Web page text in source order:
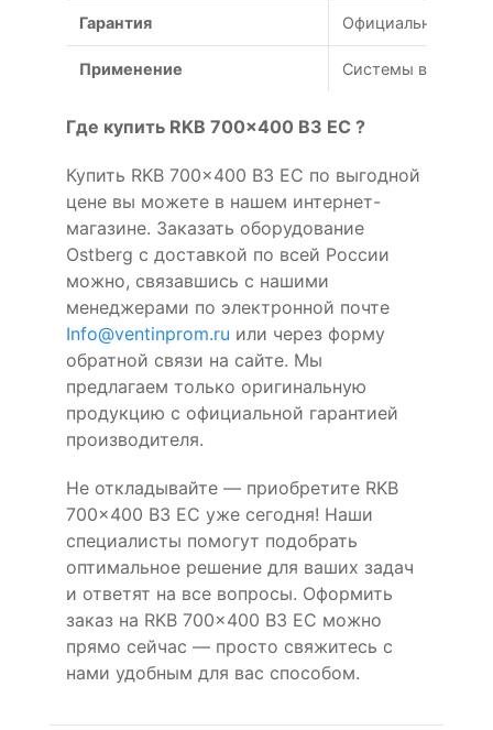
Гарантия Официальная
Применение Системы
Где купить RKB 700x400 B3 EC ?
Купить RKB 700x400 B3 EC по выгодной
цене вы можете в нашем интернет-
магазине. Заказать оборудование
Ostberg с доставкой по всей России
можно, связавшись с нашими
менеджерами по электронной почте
Info@ventinprom.ru или через форму
обратной связи на сайте. Мы
предлагаем только оригинальную
продукцию с официальной гарантией
производителя.
Не откладывайте — приобретите RKB
700x400 B3 EC уже сегодня! Наши
специалисты помогут подобрать
оптимальное решение для ваших задач
и ответят на все вопросы. Оформить
заказ на RKB 700x400 B3 EC можно
прямо сейчас — просто свяжитесь с
нами удобным для вас способом.